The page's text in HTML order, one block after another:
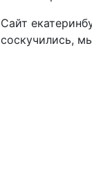
Сайт
соскучились,